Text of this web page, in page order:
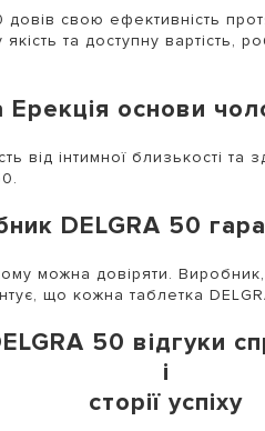
довів свою ефективність
та доступну
Ерекція основи
від інтимної близькості та
DELGRA 50
можна довіряти.
що кожна таблетка
50 відгуки
і
сторії успіху